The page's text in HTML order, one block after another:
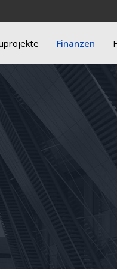
Finanzen